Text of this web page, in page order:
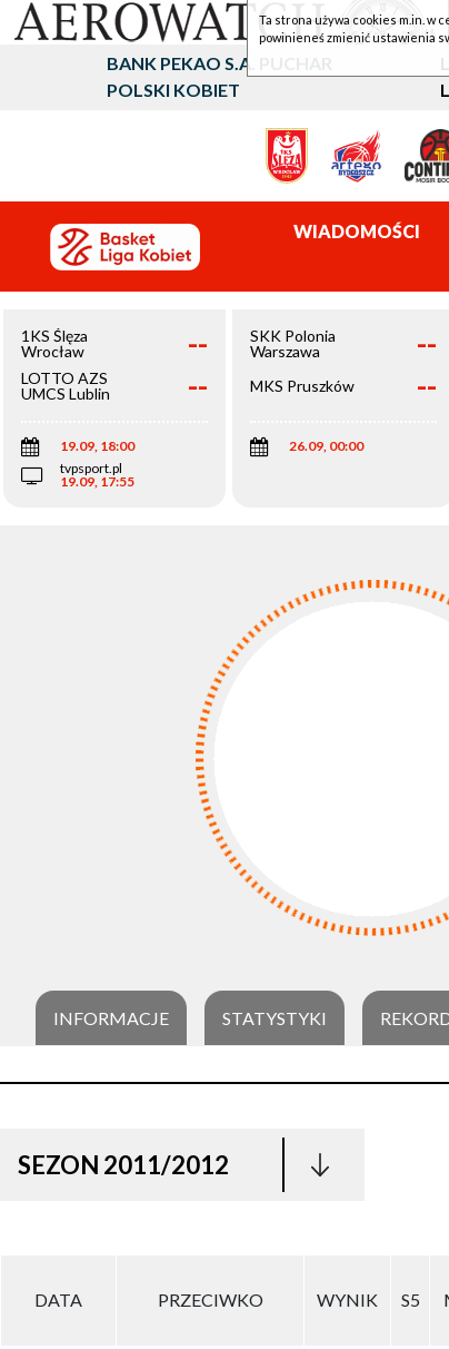
BANK PEKAO S.A. PUCHAR
POLSKI KOBIET
WIADOMOŚCI
1KS Ślęza
Wrocław
--
LOTTO AZS
UMCS Lublin
--
19.09, 18:00
tvpsport.pl
19.09, 17:55
SKK Polonia
Warszawa
--
MKS Pruszków --
26.09, 00:00
INFORMACJE STATYSTYKI
SEZON 2011/2012
DATA PRZECIWKO WYNIK S5
Ta strona używa cookies m.in. w
powinieneś zmienić ustawienia